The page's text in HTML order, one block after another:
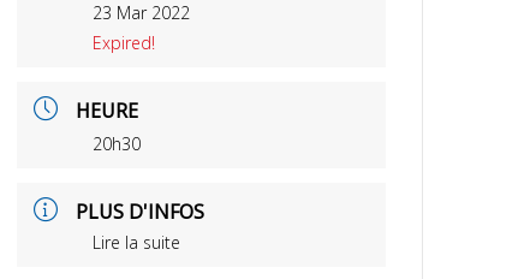
23 Mar 2022
Expired!
HEURE
20h30
PLUS D'INFOS
Lire la suite